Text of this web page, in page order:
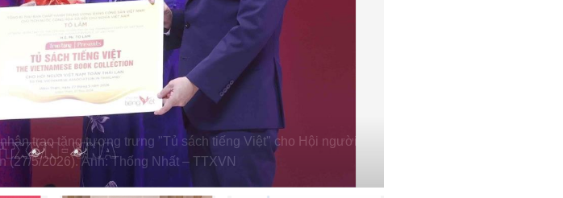
trao tặng tượng trưng "Tủ sách tiếng Việt" cho Hội người
(27/5/2026). Ảnh: Thống Nhất – TTXVN